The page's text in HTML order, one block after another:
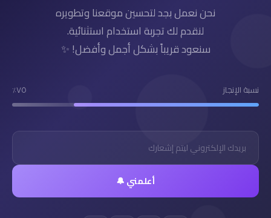
نحن نعمل بجد لتحسين موقعنا وتطويره
لنقدم لك تجربة استخدام استثنائية.
سنعود قريباً بشكل أجمل وأفضل! ✨
نسبة الإنجاز ٧٥٪
أعلمني 🔔